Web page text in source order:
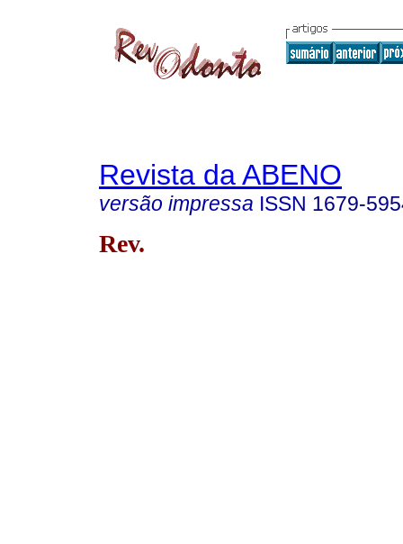
Revista da ABENO
versão impressa ISSN 1679-
Rev.